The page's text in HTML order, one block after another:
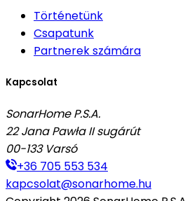
Történetünk
Csapatunk
Partnerek számára
Kapcsolat
SonarHome P.S.A.
22 Jana Pawła II sugárút
00-133 Varsó
+36 705 553 534
kapcsolat@sonarhome.hu